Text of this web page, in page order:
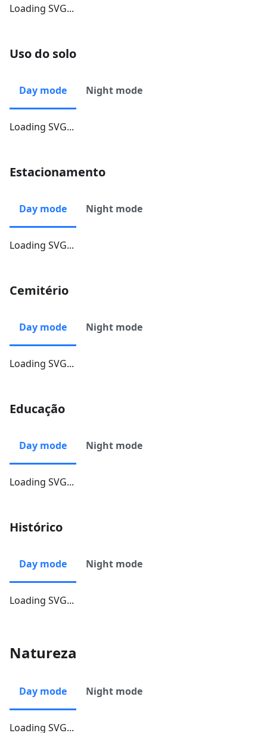
Loading SVG...
Uso do solo
Day mode Night mode
Loading SVG...
Estacionamento
Day mode Night mode
Loading SVG...
Cemitério
Day mode Night mode
Loading SVG...
Educação
Day mode Night mode
Loading SVG...
Histórico
Day mode Night mode
Loading SVG...
Natureza
Day mode Night mode
Loading SVG...